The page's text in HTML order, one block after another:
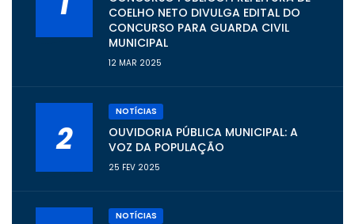
COELHO NETO DIVULGA EDITAL DO
CONCURSO PARA GUARDA CIVIL
MUNICIPAL
12 MAR 2025
2
NOTÍCIAS
OUVIDORIA PÚBLICA MUNICIPAL: A
VOZ DA POPULAÇÃO
25 FEV 2025
NOTÍCIAS